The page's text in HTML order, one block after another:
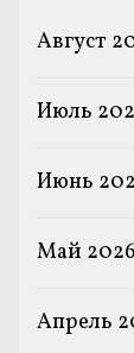
Август
Июль
Июнь
Май 2026
Апрель